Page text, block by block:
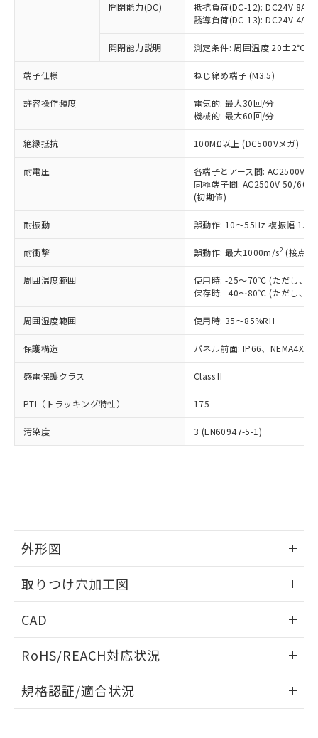
開閉能力(DC)
抵抗負荷(DC-12): DC24V 8A/
誘導負荷(DC-13): DC24V 4A/
開閉能力説明 測定条件: 周囲温度 20±2℃、
端子仕様 ねじ締め端子 (M3.5)
許容操作頻度
電気的: 最大30回/分
機械的: 最大60回/分
絶縁抵抗 100MΩ以上 (DC500Vメガ)
耐電圧
各端子とアース間: AC2500V
同極端子間: AC2500V 50/
(初期値)
耐振動 誤動作: 10～55Hz 複振幅
耐衝撃 誤動作: 最大1000m/s2 (接点
周囲温度範囲
使用時: -25～70℃ (ただし、氷
保存時: -40～80℃ (ただし、氷
周囲湿度範囲 使用時: 35～85%RH
保護構造 パネル前面: IP66、NEMA4X,
感電保護クラス Class II
PTI（トラッキング特性） 175
汚染度 3 (EN60947-5-1)
外形図
取りつけ穴加工図
CAD
ドすることができます。
ログイン/会員登録
RoHS/REACH対応状況
EU RoHS 注意事項・凡例
規格認証/適合状況
以下の条件をお読みいただき、同意のうえ
ご利用ください。
本サービスは、当社制御機器事業取扱
商品の当社在庫状況および標準価格
(税抜)を提供させていただくもので
当社制御機器事業取扱商品の中には、
本サービスの対象外となる商品もある
ことをご了承ください。
在庫状況および標準価格照会結果は、
記載している更新日時点での社内デー
タに基づき作成されるものであり、閲
覧された時点での実際の在庫および標
準価格とは異なる場合があることをご
正式な納期状況および標準価格はお客
様のお取引先、またはお客様担当のオ
ムロン制御機器販売店・当社販売員に
オムロン制御機器販売店や当社販売拠
販売ネットワーク
」をご確認
在庫状況および標準価格結果を当社の
事前の承諾なく第三者に漏洩または開
示しないようお願いします。
マイパーツ機能（部品リスト作成サー
ビス）をご利用いただくには、I-Web
品・サービスに関するお客様との取
の共同利用に関して"
用者の範囲」に記載されている法人を
対応予定なし：EU RoHS指令（10物質）の
非含有に非対応の商品で、対応品を出す予
調査・確認中：EU RoHS指令（10物質）の
非含有の対応状況を調査中または確認中の
商品です。
非該当品：ライセンス料など無形物で、有
害物質有無と関係のない商品です。
仕入先様の事情により、非含有部品として
いたものが、含有品と判明した場合などや
むを得ず変更することがあります。
鉛(Pb) 1000ppm以下、 水銀(Hg) 1000ppm以下、 カド
六価クロム(Cr(Ⅵ)) 1000ppm以下、ポリ臭化ビフェニル
類(PBB) 1000ppm以下、ポリ臭化ジフェニルエーテル類
ルベンジル（BBP） 1000ppm以下、フタル酸ジブチル
（DBP） 1000ppm以下、フタル酸ジイソブチル
但し、RoHS指令で産業用監視および制御機器に対する
適用除外項目は除く。
フタル酸エステル類の４物質については閾値を超える意
図的な使用がないことを確認しています。
部品在庫の切り替え状況などにより、予定
月が前後することがあります。
EU RoHS指令（10物質）の非含有証明書
51物質の非含有証明書（当社基準）
※本証明書は発行日時点で非含有を証明す
物質の対応では、対応完了までの期間は出
荷製品に未対応品が混在することから備考
欄に対応日を記載しておりました。
既に当社にて対応品への在庫切替を完了
「○」：最大均質材料含有率が中国RoHSの
基準値以下であることを示します。
「×」：最大均質材料含有率が中国RoHSの
基準値を超えていることを示します。
「－」：未確認です。当社販売部門へお問
*中国RoHS10物質の基準値 (GB/T26572)：
Pb(鉛) :1000ppm、 Hg(水銀) : 1000ppm、 Cd(カドミウ
Cr(Ⅵ)(六価クロム) : 1000ppm、 PBBs(ポリ臭化ビフェ
ニル類) : 1000ppm、 PBDEs(ポリ臭化ジフェニルエーテ
ル類) : 1000ppm、
DBP(フタル酸ジブチル) : 1000ppm、 DIBP(フタル酸ジ
イソブチル) : 1000ppm、 BBP(フタル酸ブチルベンジ
DEHP(フタル酸ビス(2-エチルヘキシル)) : 1000ppm
「ｅ」：有害物質（10物質）のすべてが基
準値以下であることを示します。
「10」：通常の使用状況下において有害物
質が外部に漏えいし、環境に深刻な影響を
及ぼさない年数を意味します。
当社は、これら貴社製品のうち、外国
為替および外国貿易法に定める商品
（以下｢規制貨物等」という）を輸出
または国外への提供する場合は、日本
国政府の輸出許可(または役務取引許
可)を取得するなどの必要な手続きを
当社は規制貨物を破棄する場合は、完
全に破砕するなど、違法に輸出されな
いよう必要な手段を講じます。
当社は貴社製品を、核兵器、ミサイ
ル、化学兵器、生物兵器またはその他
武器並びにこれらの製造装置等に一切
当社は、貴社製品を第三者に販売する
場合は、上記1、2および3の内容を当
該第三者に通知します。また当社は、
販売先および販売に係わる関係者が違
法に輸出するおそれがある場合は、取
り引きをいたしません。
一定数以上の在庫あり
一定数には満たないが在庫あり
在庫なし(最新の在庫状況につ
いては、お客様のお取引先、ま
たはお客様担当のオムロン制御
機器販売店・当社販売員にご確
受注生産機種、また在庫状況の
情報を公開していない機種